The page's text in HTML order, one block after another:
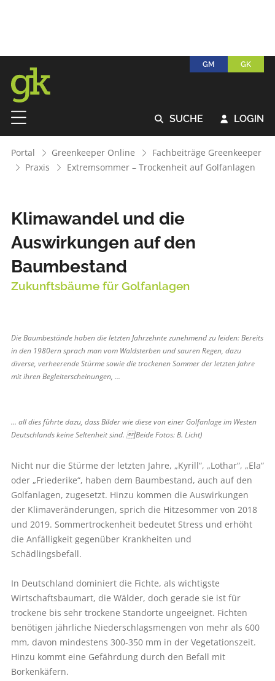
GM GK
 SUCHE  LOGIN
Portal Greenkeeper Online
Fachbeiträge Greenkeeper
Praxis
Extremsommer – Trockenheit auf Golfanlagen
Klimawandel und die
Auswirkungen auf den
Baumbestand
Zukunftsbäume für Golfanlagen
Die Baumbestände haben die letzten Jahrzehnte zunehmend zu leiden: Bereits
in den 1980ern sprach man vom Waldsterben und sauren Regen, dazu
diverse, verheerende Stürme sowie die trockenen Sommer der letzten Jahre
mit ihren Begleiterscheinungen, ...
... all dies führte dazu, dass Bilder wie diese von einer Golfanlage im Westen
Deutschlands keine Seltenheit sind. (Beide Fotos: B. Licht)
Nicht nur die Stürme der letzten Jahre, „Kyrill“, „Lothar“, „Ela“
oder „Friederike“, haben dem Baumbestand, auch auf den
Golf­anlagen, zugesetzt. Hinzu kommen die Auswirkungen
der Klimaveränderungen, sprich die Hitzesommer von 2018
und 2019. Sommertrockenheit bedeutet Stress und erhöht
die Anfälligkeit gegenüber Krankheiten und
Schädlingsbefall.
In Deutschland dominiert die Fichte, als wichtigste
Wirtschaftsbaumart, die Wälder, doch gerade sie ist für
trockene bis sehr trockene Standorte ungeeignet. Fichten
benötigen jährliche Niederschlagsmengen von mehr als 600
mm, davon mindestens 300-350 mm in der Vegetationszeit.
Hinzu kommt eine Gefährdung durch den Befall mit
Borkenkäfern.